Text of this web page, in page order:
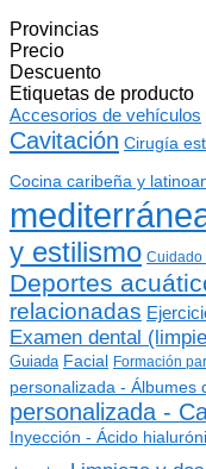
Provincias
Precio
Descuento
Etiquetas de producto
Accesorios de vehículos
Cavitación Cirugía
Cocina caribeña y
y estilismo Cuidado
Deportes
relacionadas
Examen dental
Guiada Facial Formación
personalizada - Álbumes
personalizada -
Inyección - Ácido